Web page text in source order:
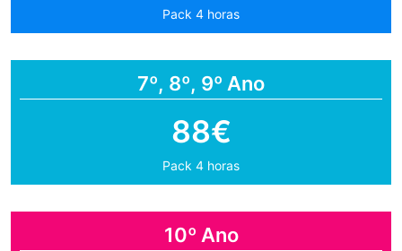
Pack 4 horas
7º, 8º, 9º Ano
88€
Pack 4 horas
10º Ano